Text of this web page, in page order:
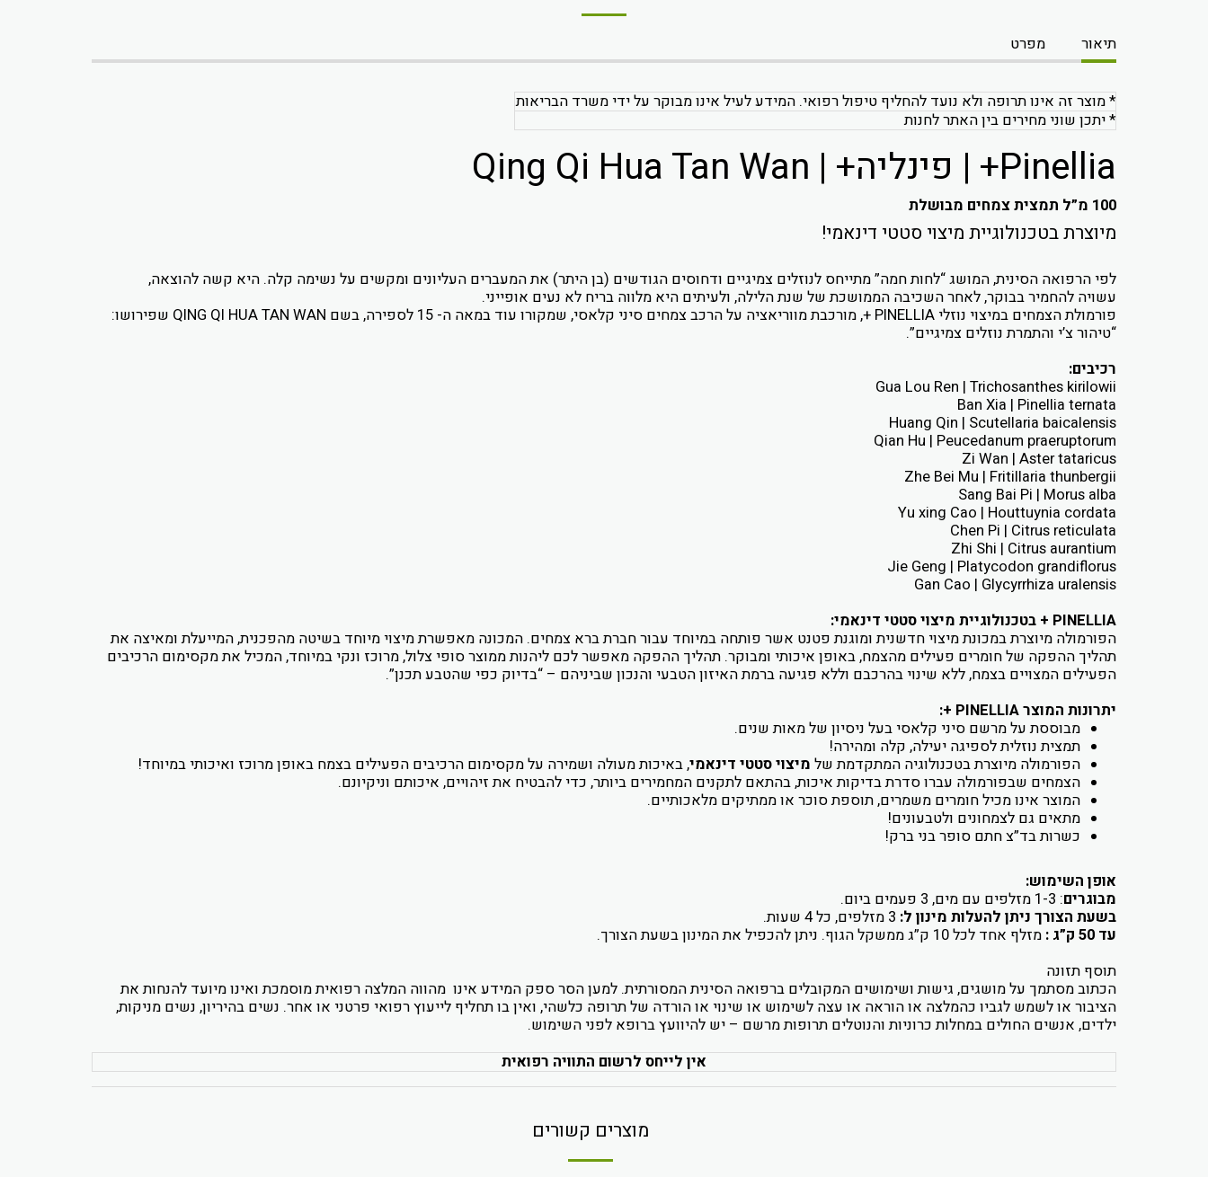
תיאור מפרט
* מוצר זה אינו תרופה ולא נועד להחליף טיפול רפואי. המידע לעיל אינו מבוקר על ידי משרד הבריאות
* יתכן שוני מחירים בין האתר לחנות
Pinellia+ | פינליה+ | Qing Qi Hua Tan Wan
100 מ”ל תמצית צמחים מבושלת
מיוצרת בטכנולוגיית מיצוי סטטי דינאמי!
לפי הרפואה הסינית, המושג “לחות חמה” מתייחס לנוזלים צמיגיים ודחוסים הגודשים (בן היתר) את המעברים העליונים ומקשים על נשימה קלה. היא קשה להוצאה,
עשויה להחמיר בבוקר, לאחר השכיבה הממושכת של שנת הלילה, ולעיתים היא מלווה בריח לא נעים אופייני.
פורמולת הצמחים במיצוי נוזלי PINELLIA +, מורכבת מווריאציה על הרכב צמחים סיני קלאסי, שמקורו עוד במאה ה- 15 לספירה, בשם QING QI HUA TAN WAN שפירושו:
“טיהור צ’י והתמרת נוזלים צמיגיים”.
רכיבים:
Gua Lou Ren | Trichosanthes kirilowii
Ban Xia | Pinellia ternata
Huang Qin | Scutellaria baicalensis
Qian Hu | Peucedanum praeruptorum
Zi Wan | Aster tataricus
Zhe Bei Mu | Fritillaria thunbergii
Sang Bai Pi | Morus alba
Yu xing Cao | Houttuynia cordata
Chen Pi | Citrus reticulata
Zhi Shi | Citrus aurantium
Jie Geng | Platycodon grandiflorus
Gan Cao | Glycyrrhiza uralensis
PINELLIA +
בטכנולוגיית מיצוי סטטי דינאמי:
הפורמולה מיוצרת במכונת מיצוי חדשנית ומוגנת פטנט אשר פותחה במיוחד עבור חברת ברא צמחים. המכונה מאפשרת מיצוי מיוחד בשיטה מהפכנית, המייעלת ומאיצה את
תהליך ההפקה של חומרים פעילים מהצמח, באופן איכותי ומבוקר. תהליך ההפקה מאפשר לכם ליהנות ממוצר סופי צלול, מרוכז ונקי במיוחד, המכיל את מקסימום הרכיבים
הפעילים המצויים בצמח, ללא שינוי בהרכבם וללא פגיעה ברמת האיזון הטבעי והנכון שביניהם – “בדיוק כפי שהטבע תכנן”.
יתרונות המוצרPINELLIA +
:
מבוססת על מרשם סיני קלאסי בעל ניסיון של מאות שנים.
תמצית נוזלית לספיגה יעילה, קלה ומהירה!
הפורמולה מיוצרת בטכנולוגיה המתקדמת של מיצוי סטטי דינאמי, באיכות מעולה ושמירה על מקסימום הרכיבים הפעילים בצמח באופן מרוכז ואיכותי במיוחד!
הצמחים שבפורמולה עברו סדרת בדיקות איכות, בהתאם לתקנים המחמירים ביותר, כדי להבטיח את זיהויים, איכותם וניקיונם.
המוצר אינו מכיל חומרים משמרים, תוספת סוכר או ממתיקים מלאכותיים.
מתאים גם לצמחונים ולטבעונים!
כשרות בד”צ חתם סופר בני ברק!
אופן השימוש:
מבוגרים: 1-3 מזלפים עם מים, 3 פעמים ביום.
בשעת הצורך ניתן להעלות מינון ל: 3 מזלפים, כל 4 שעות.
עד 50 ק”ג :
מזלף אחד לכל 10 ק”ג ממשקל הגוף. ניתן להכפיל את המינון בשעת הצורך.
תוסף תזונה
הכתוב מסתמך על מושגים, גישות ושימושים המקובלים ברפואה הסינית המסורתית. למען הסר ספק המידע אינו מהווה המלצה רפואית מוסמכת ואינו מיועד להנחות את
הציבור או לשמש לגביו כהמלצה או הוראה או עצה לשימוש או שינוי או הורדה של תרופה כלשהי, ואין בו תחליף לייעוץ רפואי פרטני או אחר. נשים בהיריון, נשים מניקות,
ילדים, אנשים החולים במחלות כרוניות והנוטלים תרופות מרשם – יש להיוועץ ברופא לפני השימוש.
אין לייחס לרשום התוויה רפואית
מוצרים קשורים